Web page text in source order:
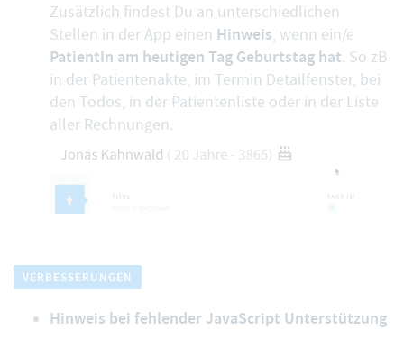
Zusätzlich findest Du an unterschiedlichen
Stellen in der App einen Hinweis, wenn ein/e
PatientIn am heutigen Tag Geburtstag hat. So zB
in der Patientenakte, im Termin Detailfenster, bei
den Todos, in der Patientenliste oder in der Liste
aller Rechnungen.
VERBESSERUNGEN
Hinweis bei fehlender JavaScript Unterstützung